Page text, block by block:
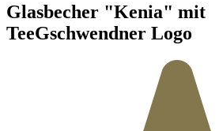
Glasbecher "Kenia" mit
TeeGschwendner Logo